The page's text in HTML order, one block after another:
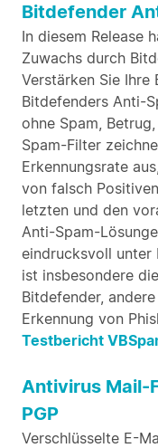
Bitdefender
In diesem Release
Zuwachs durch
Verstärken Sie
Bitdefenders Anti-
ohne Spam,
Spam-Filter
Erkennungsrate
von falsch
letzten und den
Anti-Spam-
eindrucksvoll unter
ist insbesondere
Bitdefender,
Erkennung von
Testbericht
Antivirus Mail-
PGP
Verschlüsselte E-